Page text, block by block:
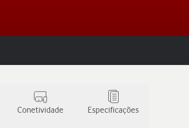
Conetividade Especificações